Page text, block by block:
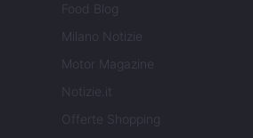
Food Blog
Milano Notizie
Motor Magazine
Notizie.it
Offerte Shopping